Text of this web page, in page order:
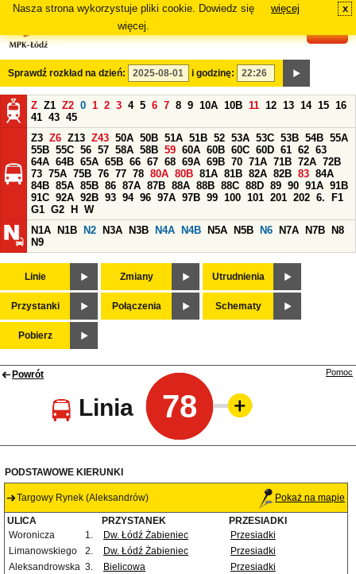
Nasza strona wykorzystuje pliki cookie. Dowiedz się
więcej.
więcej x
Sprawdź rozkład na dzień: i godzinę:
Z Z1 Z2 0 1 2 3 4 5 6 7 8 9 10A 10B 11 12 13 14 15 16
41 43 45
Z3 Z6 Z13 Z43 50A 50B 51A 51B 52 53A 53C 53B 54B 55A
55B 55C 56 57 58A 58B 59 60A 60B 60C 60D 61 62 63
64A 64B 65A 65B 66 67 68 69A 69B 70 71A 71B 72A 72B
73 75A 75B 76 77 78 80A 80B 81A 81B 82A 82B 83 84A
84B 85A 85B 86 87A 87B 88A 88B 88C 88D 89 90 91A 91B
91C 92A 92B 93 94 96 97A 97B 99 100 101 201 202 6.
F1
G1 G2 H
W
N1A
N1B N2 N3A N3B N4A N4B N5A N5B N6 N7A N7B
N8
N9
Linie Zmiany Utrudnienia
Przystanki Połączenia Schematy
Pobierz
Powrót
Linia 78
Pomoc
PODSTAWOWE KIERUNKI
Targowy Rynek (Aleksandrów) Pokaż na mapie
ULICA PRZYSTANEK
PRZESIADKI
Woronicza
1. Dw. Łódź Żabieniec
Przesiadki
Limanowskiego
2. Dw. Łódź Żabieniec
Przesiadki
Aleksandrowska 3. Bielicowa
Przesiadki